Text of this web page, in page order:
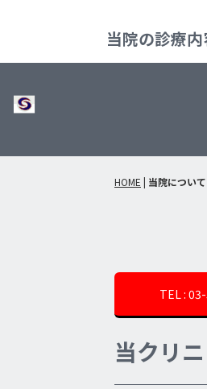
当院の診療
HOME | 当院について
TEL :
当クリ